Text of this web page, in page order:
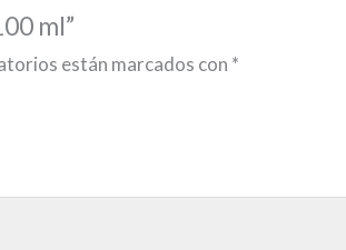
ml”
están marcados con *